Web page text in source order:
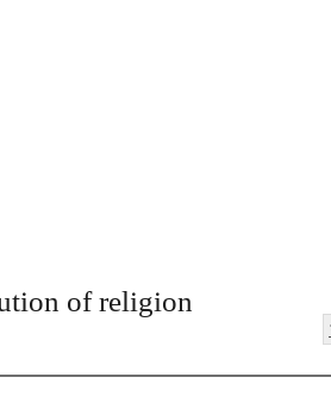
of religion